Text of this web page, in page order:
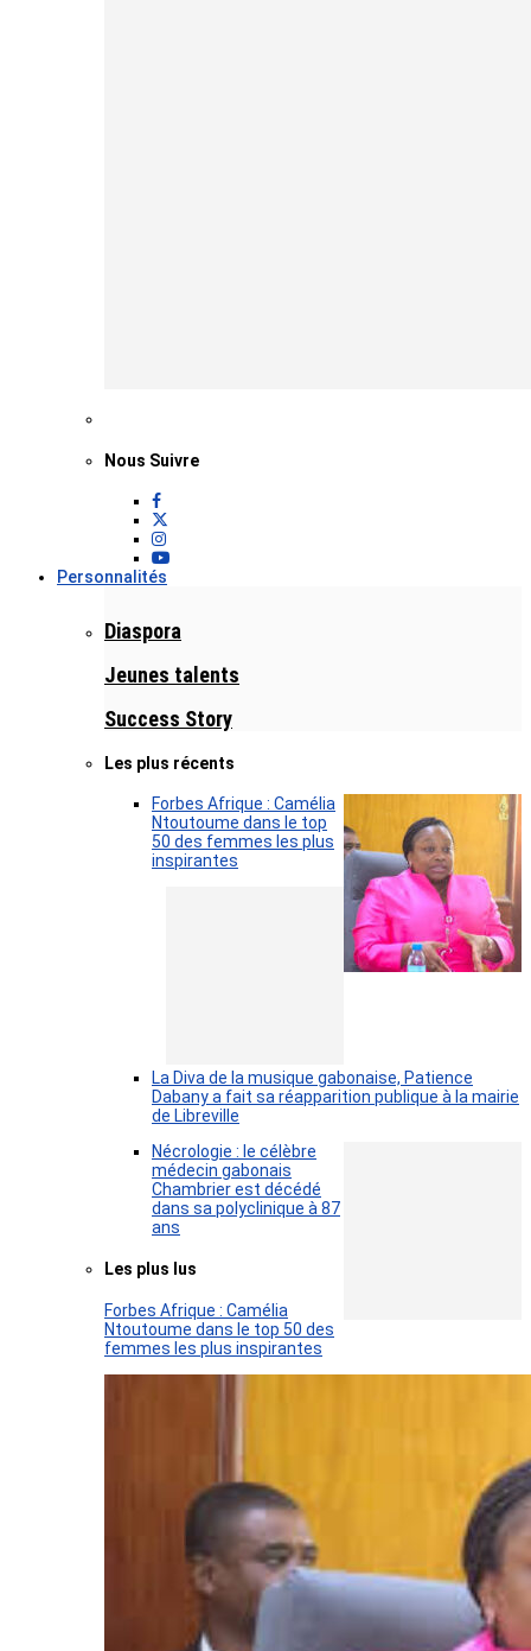
Nous Suivre
Personnalités
Diaspora
Jeunes talents
Success Story
Les plus récents
Forbes Afrique : Camélia
Ntoutoume dans le top
50 des femmes les plus
inspirantes
La Diva de la musique gabonaise, Patience
Dabany a fait sa réapparition publique à la mairie
de Libreville
Nécrologie : le célèbre
médecin gabonais
Chambrier est décédé
dans sa polyclinique à 87
ans
Les plus lus
Forbes Afrique : Camélia
Ntoutoume dans le top 50 des
femmes les plus inspirantes